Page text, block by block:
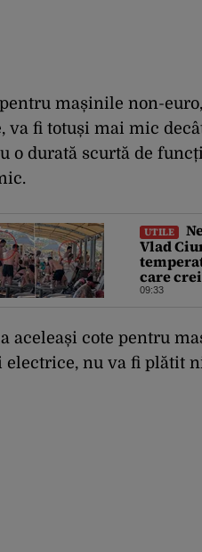
pentru mașinile non-
fi totuși mai mic
o durată scurtă de
UTILE
Vlad
care
grade
09:33
aceleași cote pentru
electrice, nu va fi plătit